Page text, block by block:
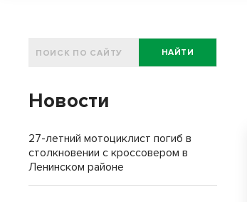
НАЙТИ
Новости
27-летний мотоциклист погиб в
столкновении с кроссовером в
Ленинском районе